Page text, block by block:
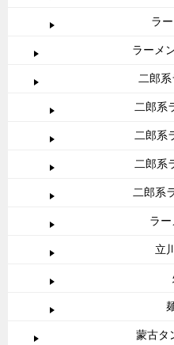
ラ
ラーメ
二郎
二郎系
二郎系
二郎系
二郎系
ラ
立
蒙古タ